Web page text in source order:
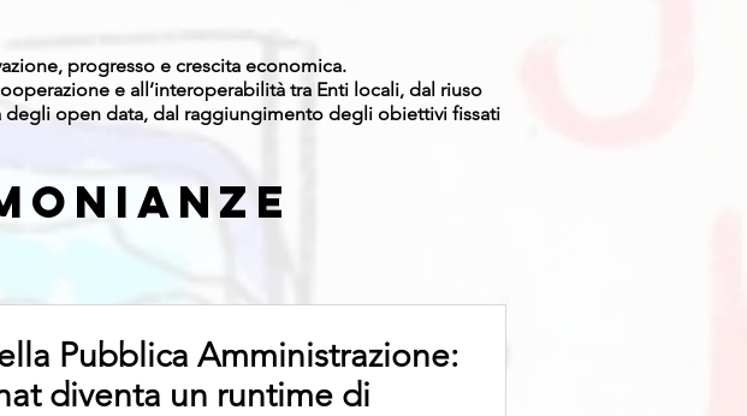
progresso e crescita economica.
e all’interoperabilità tra Enti locali, dal riuso
open data, dal raggiungimento degli obiettivi fissati
Pubblica Amministrazione:
diventa un runtime di